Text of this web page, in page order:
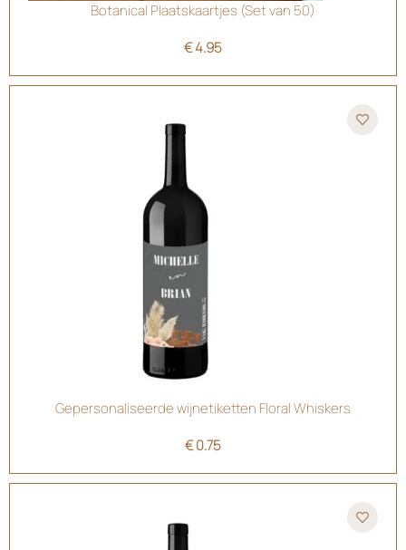
Botanical Plaatskaartjes (Set van 50)
€4.95
Gepersonaliseerde wijnetiketten Floral Whiskers
€0.75